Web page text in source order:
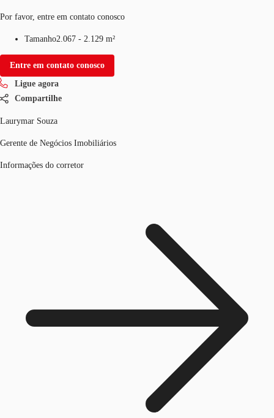
Por favor, entre em contato conosco
Tamanho2.067 - 2.129 m²
Entre em contato conosco
Ligue agora
Compartilhe
Laurymar Souza
Gerente de Negócios Imobiliários
Informações do corretor